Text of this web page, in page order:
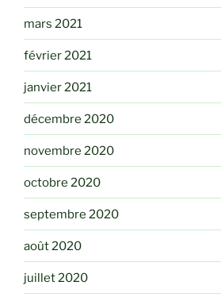
mars 2021
février 2021
janvier 2021
décembre 2020
novembre 2020
octobre 2020
septembre 2020
août 2020
juillet 2020